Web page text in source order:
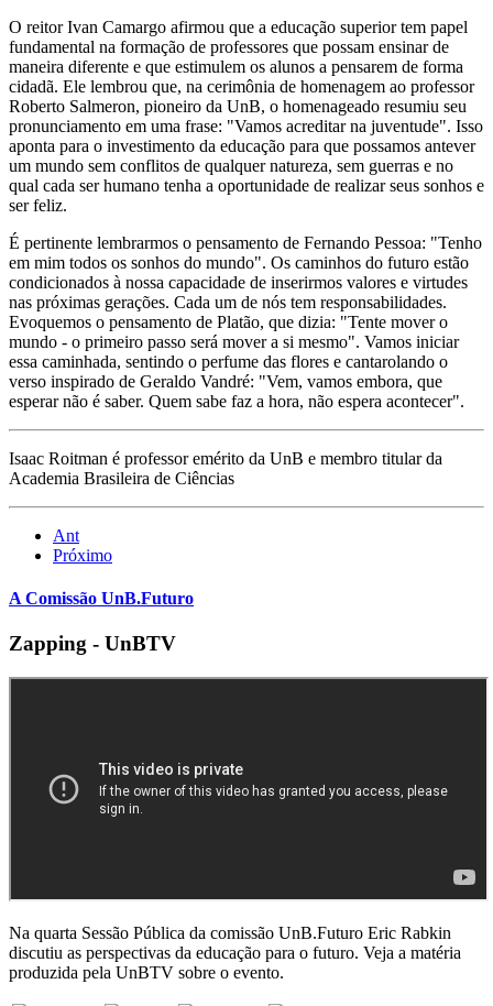
O reitor Ivan Camargo afirmou que a educação superior tem papel
fundamental na formação de professores que possam ensinar de
maneira diferente e que estimulem os alunos a pensarem de forma
cidadã. Ele lembrou que, na cerimônia de homenagem ao professor
Roberto Salmeron, pioneiro da UnB, o homenageado resumiu seu
pronunciamento em uma frase: "Vamos acreditar na juventude". Isso
aponta para o investimento da educação para que possamos antever
um mundo sem conflitos de qualquer natureza, sem guerras e no
qual cada ser humano tenha a oportunidade de realizar seus sonhos e
ser feliz.
É pertinente lembrarmos o pensamento de Fernando Pessoa: "Tenho
em mim todos os sonhos do mundo". Os caminhos do futuro estão
condicionados à nossa capacidade de inserirmos valores e virtudes
nas próximas gerações. Cada um de nós tem responsabilidades.
Evoquemos o pensamento de Platão, que dizia: "Tente mover o
mundo - o primeiro passo será mover a si mesmo". Vamos iniciar
essa caminhada, sentindo o perfume das flores e cantarolando o
verso inspirado de Geraldo Vandré: "Vem, vamos embora, que
esperar não é saber. Quem sabe faz a hora, não espera acontecer".
Isaac Roitman é professor emérito da UnB e membro titular da
Academia Brasileira de Ciências
Ant
Próximo
A Comissão UnB.Futuro
Zapping - UnBTV
Na quarta Sessão Pública da comissão UnB.Futuro Eric Rabkin
discutiu as perspectivas da educação para o futuro. Veja a matéria
produzida pela UnBTV sobre o evento.